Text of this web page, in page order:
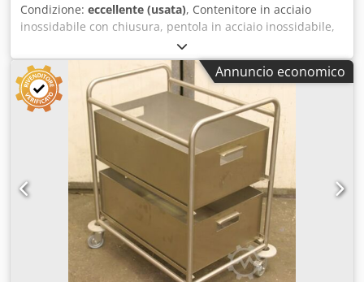
Condizione: eccellente (usata), Contenitore in acciaio
inossidabile con chiusura, pentola in acciaio inossidabile,
pentola da cucina in acciaio inossidabile. -Acciaio
inossidabile: pentola in acciaio inossidabile -Dimensioni
interne: 375 mm -Profondità: 310 mm -Quantità: 2 pezzi
disponibili -Prezzo: per pezzo -Dimensioni: 400/H310 mm -
Peso: 2,4 kg Chsdpfxjb Uhmro An Eoa
Annuncio economico